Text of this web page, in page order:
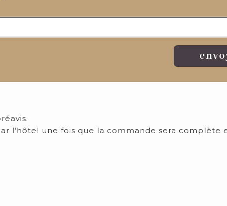
l'hôtel une fois que la commande sera complète